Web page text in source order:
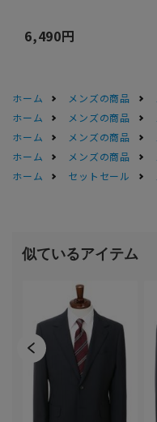
6,490円
ホーム メンズの商品
ホーム
メンズの商品
ホーム
メンズの商品
ホーム
メンズの商品
ホーム
セットセール